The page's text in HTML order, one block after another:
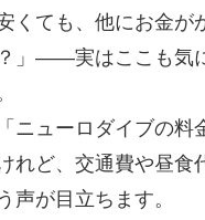
くても、他にお金が
」――実はここも気
ニューロダイブの料
れど、交通費や昼食
声が目立ちます。